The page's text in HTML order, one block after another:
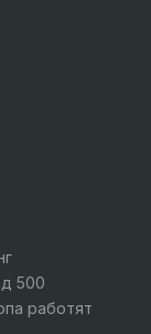
500
работят